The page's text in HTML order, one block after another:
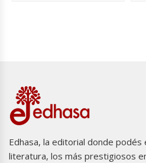
Edhasa, la editorial donde
literatura, los más prestigiosos